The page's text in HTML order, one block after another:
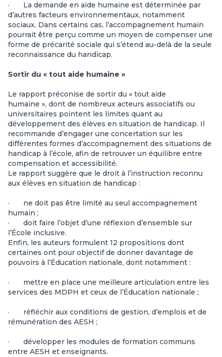
· La demande en aide humaine est déterminée par
d’autres facteurs environnementaux, notamment
sociaux. Dans certains cas, l’accompagnement humain
pourrait être perçu comme un moyen de compenser une
forme de précarité sociale qui s’étend au-delà de la seule
reconnaissance du handicap.
Sortir du « tout aide humaine »
Le rapport préconise de sortir du « tout aide
humaine », dont de nombreux acteurs associatifs ou
universitaires pointent les limites quant au
développement des élèves en situation de handicap. Il
recommande d’engager une concertation sur les
différentes formes d’accompagnement des situations de
handicap à l’école, afin de retrouver un équilibre entre
compensation et accessibilité.
Le rapport suggère que le droit à l’instruction reconnu
aux élèves en situation de handicap :
· ne doit pas être limité au seul accompagnement
humain ;
· doit faire l’objet d’une réflexion d’ensemble sur
l’École inclusive.
Enfin, les auteurs formulent 12 propositions dont
certaines ont pour objectif de donner davantage de
pouvoirs à l’Éducation nationale, dont notamment :
· mettre en place une meilleure articulation entre les
services des MDPH et ceux de l’Éducation nationale ;
· réfléchir aux conditions de gestion, d’emplois et de
rémunération des AESH ;
· développer les modules de formation communs
entre AESH et enseignants.